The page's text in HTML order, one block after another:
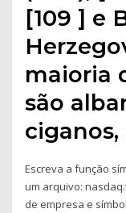
[109 ] e
maioria
são
Escreva a função
um arquivo:
de empresa e